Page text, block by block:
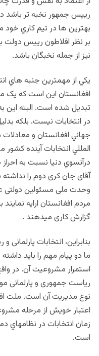
رييس جمهور نخبه تر باشد
بهترين ها در تيم کاري
بر نظر افلاطون رييس
نيز از جمله نخبگان باشد.
يکي از مهمترين جنبه هاي
افغانستان اين است که يک
تبديل شده است. البته
در انتخابات نيست. بلکه
جهاني افغانستان و
المللي انتخابات آینده
درآنسوي دنيا نسبت به
آقای جان کری دوم را
وحدت ملی مسئولین دولتی
مردم افغانستان ارایه
گزارش کاری میدهند .
بنابراين، انتخابات
ما دو پيام مهم را باید
استمرار مشروعيت آن. در
رياست جمهوری و پارلمانی
نوع مديريت آن است. ملت
اعتبار خویش از مرحله
زمان انتخابات در نظامهاي
است.